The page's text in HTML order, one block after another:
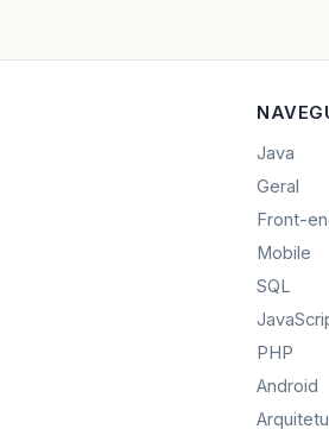
Java
Geral
Front-
Mobile
SQL
PHP
Android